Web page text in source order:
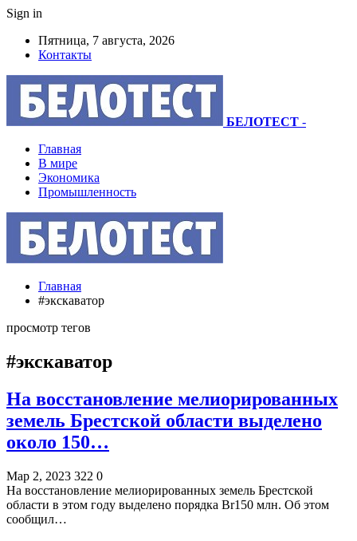
Sign in
Пятница, 7 августа, 2026
Контакты
БЕЛОТЕСТ -
Главная
В мире
Экономика
Промышленность
Главная
#экскаватор
просмотр тегов
#экскаватор
На восстановление мелиорированных
земель Брестской области выделено
около 150…
Мар 2, 2023 322 0
На восстановление мелиорированных земель Брестской
области в этом году выделено порядка Br150 млн. Об этом
сообщил…